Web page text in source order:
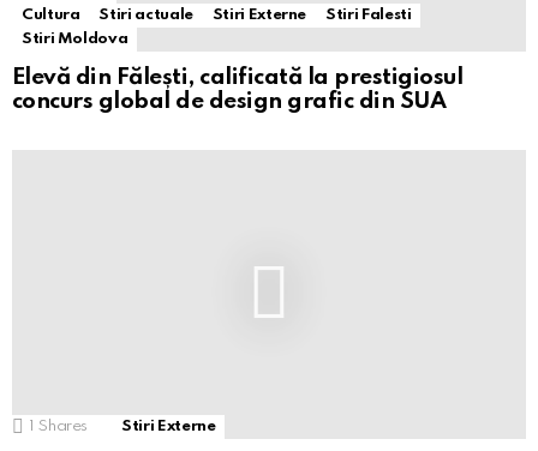
Cultura
Stiri actuale Stiri Externe
Stiri Falesti
Stiri Moldova
Elevă din Fălești, calificată la prestigiosul
concurs global de design grafic din SUA
1 Shares Stiri Externe